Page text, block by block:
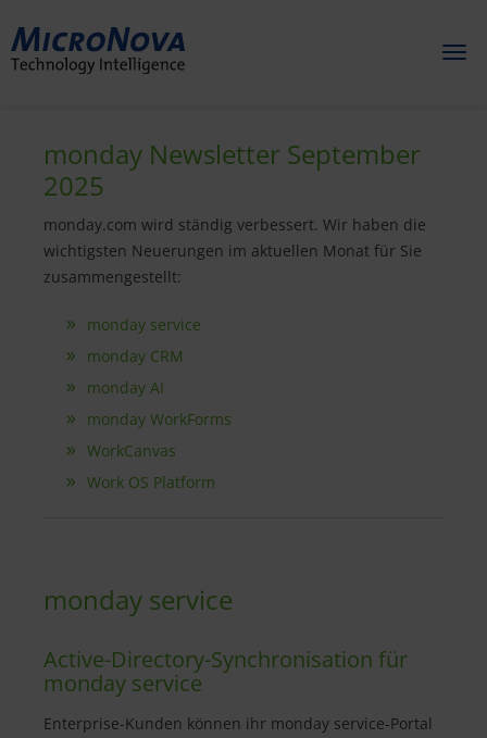
monday Newsletter September
2025
monday.com wird ständig verbessert. Wir haben die
wichtigsten Neuerungen im aktuellen Monat für Sie
zusammengestellt:
monday service
monday CRM
monday AI
monday WorkForms
WorkCanvas
Work OS Platform
monday service
Active-Directory-Synchronisation für
monday service
Enterprise-Kunden können ihr monday service-Portal